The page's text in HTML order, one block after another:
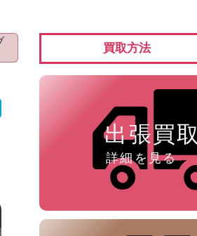
買取方法
出張買取
詳細を見る